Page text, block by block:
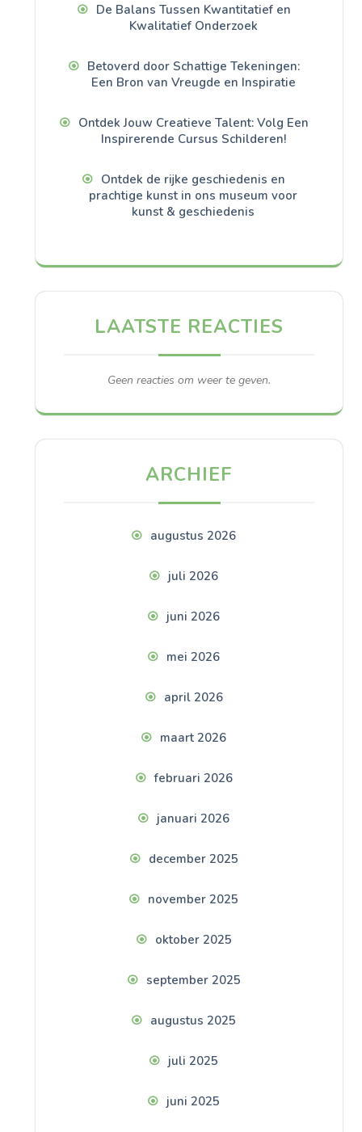
De Balans Tussen Kwantitatief en
Kwalitatief Onderzoek
Betoverd door Schattige Tekeningen:
Een Bron van Vreugde en Inspiratie
Ontdek Jouw Creatieve Talent: Volg Een
Inspirerende Cursus Schilderen!
Ontdek de rijke geschiedenis en
prachtige kunst in ons museum voor
kunst & geschiedenis
LAATSTE REACTIES
Geen reacties om weer te geven.
ARCHIEF
augustus 2026
juli 2026
juni 2026
mei 2026
april 2026
maart 2026
februari 2026
januari 2026
december 2025
november 2025
oktober 2025
september 2025
augustus 2025
juli 2025
juni 2025